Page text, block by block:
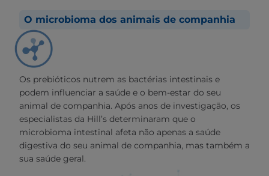
O microbioma dos animais de companhia
Os prebióticos nutrem as bactérias intestinais e
podem influenciar a saúde e o bem-estar do seu
animal de companhia. Após anos de investigação, os
especialistas da Hill’s determinaram que o
microbioma intestinal afeta não apenas a saúde
digestiva do seu animal de companhia, mas também a
sua saúde geral.